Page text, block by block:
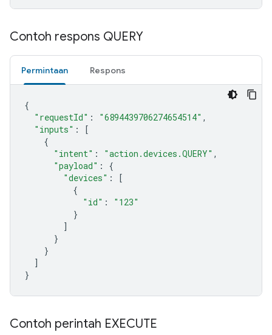
Contoh respons QUERY
Permintaan Respons
{
"requestId" : "6894439706274654514" ,
"inputs" :
[
{
"intent" : "action.devices.QUERY" ,
"payload" :
{
"devices" :
[
{
"id" :
"123"
}
]
}
}
]
}
Contoh perintah EXECUTE